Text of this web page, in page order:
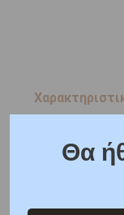
ΚΑΤΟΠΙΝ
Θα